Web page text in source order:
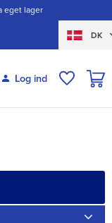
eget lager
DK
Log ind